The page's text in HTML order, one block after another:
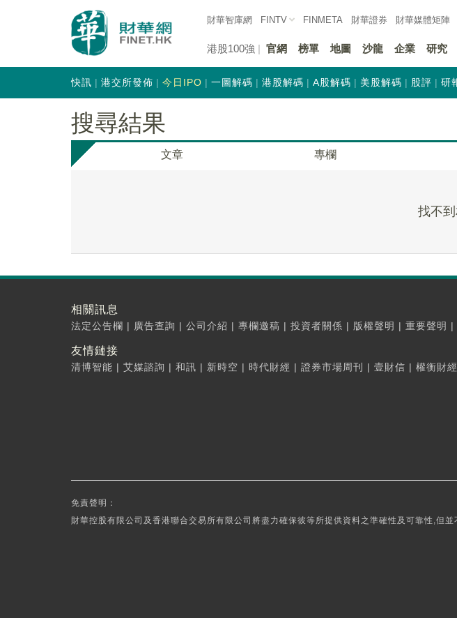
財華智庫網 FINTV FINMETA 財華證券 財華媒體矩陣
港股100強 官網 榜單 地圖 沙龍 企業 研究
快訊 港交所發佈 今日IPO 一圖解碼 港股解碼 A股解碼 美股解碼 股評 研
搜尋結果
文章 專欄
找不
相關訊息
法定公告欄 | 廣告查詢 | 公司介紹 | 專欄邀稿 | 投資者關係 | 版權聲明 | 重要聲明 |
友情鏈接
清博智能 | 艾媒諮詢 | 和訊 | 新時空 | 時代財經 | 證券市場周刊 | 壹財信 | 權衡財經
免責聲明：
財華控股有限公司及香港聯合交易所有限公司將盡力確保彼等所提供資料之準確性及可靠性,但